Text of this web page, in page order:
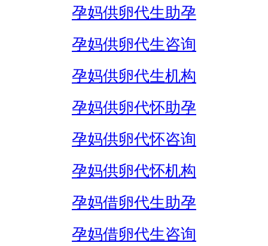
孕妈供卵代生助孕
孕妈供卵代生咨询
孕妈供卵代生机构
孕妈供卵代怀助孕
孕妈供卵代怀咨询
孕妈供卵代怀机构
孕妈借卵代生助孕
孕妈借卵代生咨询